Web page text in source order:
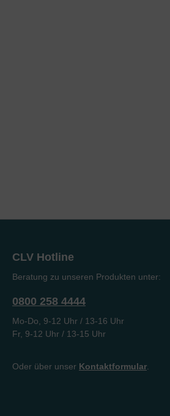
CLV Hotline
Beratung zu unseren Produkten unter:
0800 258 4444
Mo-Do, 9-12 Uhr / 13-16 Uhr
Fr, 9-12 Uhr / 13-15 Uhr
Oder über unser Kontaktformular.